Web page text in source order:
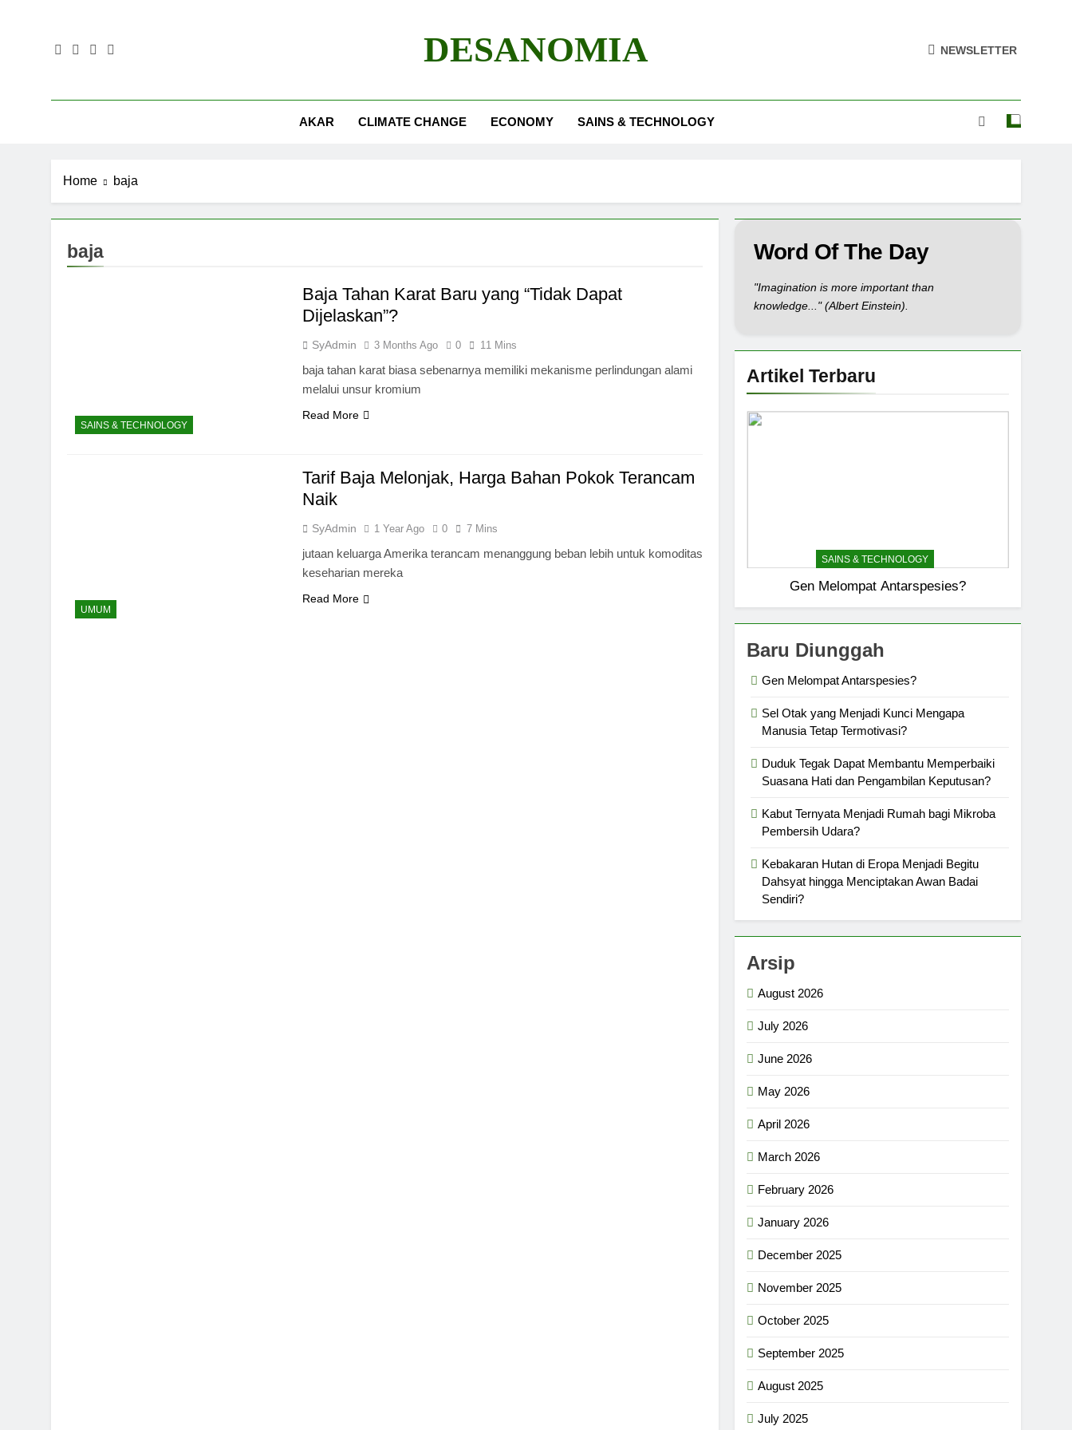
DESANOMIA NEWSLETTER
AKAR CLIMATE CHANGE ECONOMY SAINS & TECHNOLOGY
Home baja
baja
SAINS & TECHNOLOGY
Baja Tahan Karat Baru yang “Tidak Dapat
Dijelaskan”?
SyAdmin 3 Months Ago 0 11 Mins
baja tahan karat biasa sebenarnya memiliki mekanisme perlindungan alami
melalui unsur kromium
Read More
UMUM
Tarif Baja Melonjak, Harga Bahan Pokok Terancam
Naik
SyAdmin 1 Year Ago 0 7 Mins
jutaan keluarga Amerika terancam menanggung beban lebih untuk komoditas
keseharian mereka
Read More
Word Of The Day
"Imagination is more important than
knowledge..." (Albert Einstein).
Artikel Terbaru
SAINS & TECHNOLOGY
Gen Melompat Antarspesies?
Baru Diunggah
Gen Melompat Antarspesies?
Sel Otak yang Menjadi Kunci Mengapa
Manusia Tetap Termotivasi?
Duduk Tegak Dapat Membantu Memperbaiki
Suasana Hati dan Pengambilan Keputusan?
Kabut Ternyata Menjadi Rumah bagi Mikroba
Pembersih Udara?
Kebakaran Hutan di Eropa Menjadi Begitu
Dahsyat hingga Menciptakan Awan Badai
Sendiri?
Arsip
August 2026
July 2026
June 2026
May 2026
April 2026
March 2026
February 2026
January 2026
December 2025
November 2025
October 2025
September 2025
August 2025
July 2025